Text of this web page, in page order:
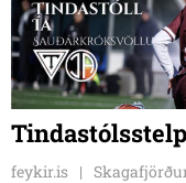
feykir.is